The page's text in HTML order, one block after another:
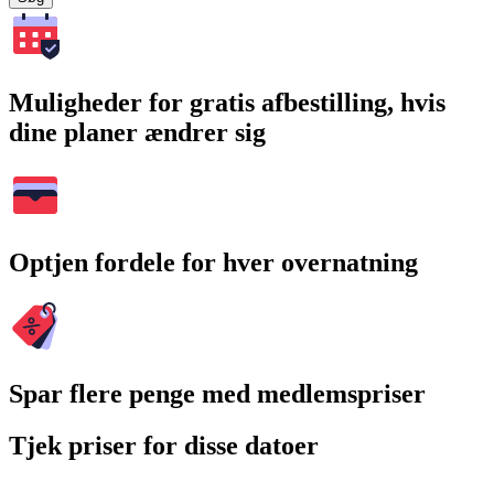
Muligheder for gratis afbestilling, hvis
dine planer ændrer sig
Optjen fordele for hver overnatning
Spar flere penge med medlemspriser
Tjek priser for disse datoer